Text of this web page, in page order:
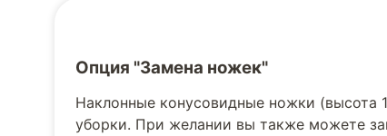
Опция "Замена ножек"
Наклонные конусовидные ножки (высота
уборки. При желании вы также можете